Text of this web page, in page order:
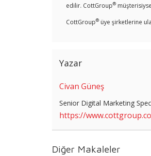
edilir. CottGroup®
CottGroup® üye şirketlerine
Yazar
Civan Güneş
Senior Digital Marketing
https://
Diğer Makaleler